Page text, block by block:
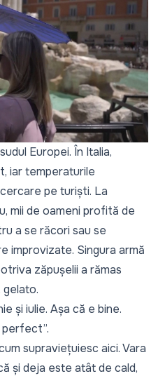
Europei. În Italia,
iar temperaturile
pe turiști. La
mii de oameni profită de
a se răcori sau se
improvizate. Singura armă
zăpușelii a rămas
gelato.
și iulie. Așa că e bine.
supraviețuiesc aici. Vara
și deja este atât de cald,